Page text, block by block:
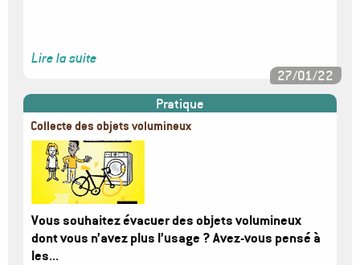
Lire la suite
27/01/22
Pratique
Collecte des objets volumineux
Image
Vous souhaitez évacuer des objets volumineux
dont vous n’avez plus l’usage ? Avez-vous pensé à
les...